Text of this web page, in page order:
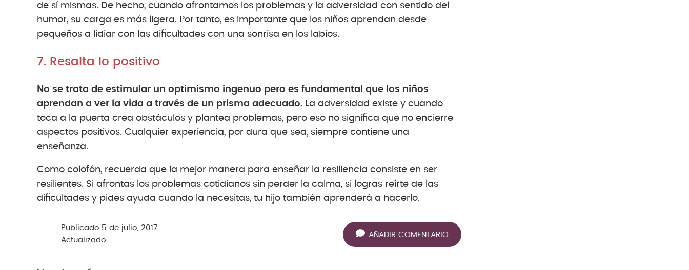
de sí mismas. De hecho, cuando afrontamos los problemas y la adversidad con sentido del
humor, su carga es más ligera. Por tanto, es importante que los niños aprendan desde
pequeños a lidiar con las dificultades con una sonrisa en los labios.
7. Resalta lo positivo
No se trata de estimular un optimismo ingenuo pero es fundamental que los niños
aprendan a ver la vida a través de un prisma adecuado. La adversidad existe y cuando
toca a la puerta crea obstáculos y plantea problemas, pero eso no significa que no encierre
aspectos positivos. Cualquier experiencia, por dura que sea, siempre contiene una
enseñanza.
Como colofón, recuerda que la mejor manera para enseñar la resiliencia consiste en ser
resilientes. Si afrontas los problemas cotidianos sin perder la calma, si logras reírte de las
dificultades y pides ayuda cuando la necesitas, tu hijo también aprenderá a hacerlo.
Publicado: 5 de julio, 2017
Actualizado:
AÑADIR COMENTARIO